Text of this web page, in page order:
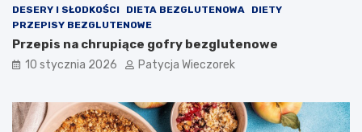
DESERY I SŁODKOŚCI DIETA BEZGLUTENOWA
DIETY
PRZEPISY BEZGLUTENOWE
Przepis na chrupiące gofry bezglutenowe
10 stycznia 2026 Patycja Wieczorek